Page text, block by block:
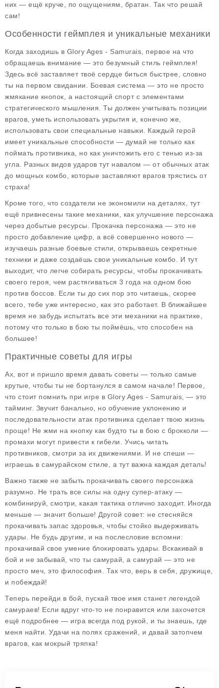
них — ещё круче, по ощущениям, братан. Так что решай
сам!
Особенности геймплея и уникальные механики
Когда заходишь в Glory Ages - Samurais, первое на что
обращаешь внимание — это безумный стиль геймплея!
Здесь всё заставляет твоё сердце биться быстрее, словно
ты на первом свидании. Боевая система — это не просто
жмякание кнопок, а настоящий спорт с элементами
стратегического мышления. Ты должен учитывать позиции
врагов, уметь использовать укрытия и, конечно же,
использовать свои специальные навыки. Каждый герой
имеет уникальные способности — думай не только как
поймать противника, но как уничтожить его с тенью из-за
угла. Разных видов ударов тут навалом — от обычных атак
до мощных комбо, которые заставляют врагов трястись от
страха!
Кроме того, что создатели не экономили на деталях, тут
ещё привнесены такие механики, как улучшение персонажа
через добытые ресурсы . Прокачка персонажа — это не
просто добавление цифр, а всё совершенно нового —
изучаешь разные боевые стили, открываешь секретные
техники и даже создаёшь свои уникальные комбо. И тут
выходит, что легче собирать ресурсы, чтобы прокачивать
своего героя, чем растягиваться 3 года на одном бою
против боссов. Если ты до сих пор это читаешь, скорее
всего, тебе уже интересно, как это работает. В ближайшее
время не забудь испытать все эти механики на практике,
потому что только в бою ты поймёшь, что способен на
большее!
Практичные советы для игры
Ах, вот и пришло время давать советы — только самые
крутые, чтобы ты не бортанулся в самом начале! Первое,
что стоит помнить при игре в Glory Ages - Samurais , — это
тайминг. Звучит банально, но обучение уклонению и
последовательности атак противника сделает твою жизнь
проще! Не жми на кнопку как будто ты в бою с брокколи —
промахи могут привести к гибели. Учись читать
противников, смотри за их движениями. И не спеши —
играешь в самурайском стиле, а тут важна каждая деталь!
Важно также не забыть прокачивать своего персонажа
разумно. Не трать все силы на одну супер-атаку —
комбинируй, смотри, какая тактика отлично заходит. Иногда
меньше — значит больше! Другой совет: не стесняйся
прокачивать запас здоровья, чтобы стойко выдерживать
удары. Не будь другим, и на послесловие вспомни:
прокачивай свое умение блокировать удары. Вскакивай в
бой и не забывай, что ты самурай, а самурай — это не
просто меч, это философия. Так что, верь в себя, дружище,
и побеждай!
Теперь перейди в бой, пускай твое имя станет легендой
самураев! Если вдруг что-то не понравится или захочется
ещё подробнее — игра всегда под рукой, и ты знаешь, где
меня найти. Удачи на полях сражений, и давай затопчем
врагов, как мокрый тряпка!